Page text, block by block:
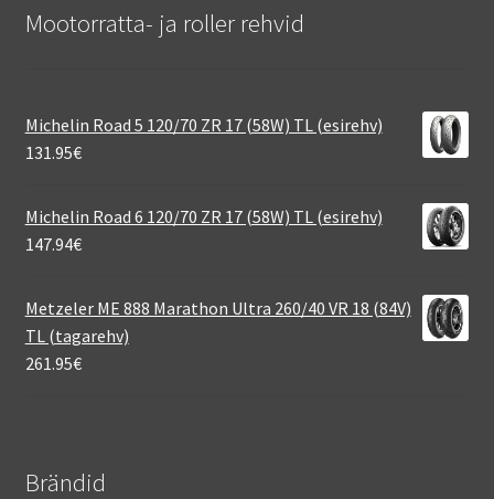
Mootorratta- ja roller rehvid
Michelin Road 5 120/70 ZR 17 (58W) TL (esirehv)
131.95€
Michelin Road 6 120/70 ZR 17 (58W) TL (esirehv)
147.94€
Metzeler ME 888 Marathon Ultra 260/40 VR 18 (84V)
TL (tagarehv)
261.95€
Brändid